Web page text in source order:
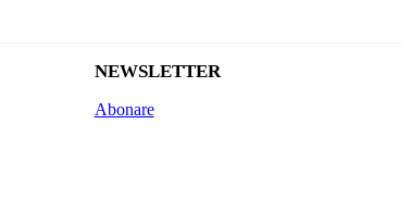
NEWSLETTER
Abonare